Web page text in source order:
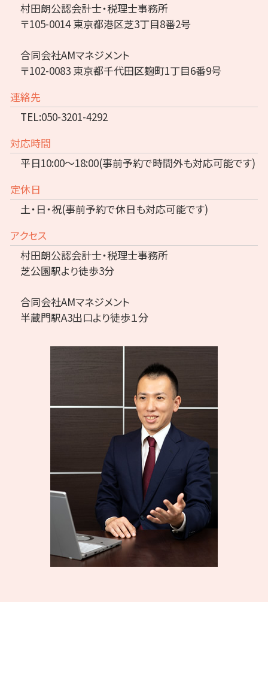
村田朗公認会計士・税理士事務所
〒105-0014 東京都港区芝3丁目8番2号
合同会社AMマネジメント
〒102-0083 東京都千代田区麹町1丁目6番9号
連絡先
TEL:050-3201-4292
対応時間
平日10:00～18:00(事前予約で時間外も対応可能です)
定休日
土・日・祝(事前予約で休日も対応可能です)
アクセス
村田朗公認会計士・税理士事務所
芝公園駅より徒歩3分
合同会社AMマネジメント
半蔵門駅A3出口より徒歩１分